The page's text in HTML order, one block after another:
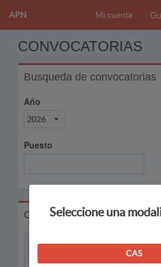
APN Mi cuenta
CONVOCATORIAS
Busqueda de convocatorias
Año
2026
Puesto
Convocatorias
Seleccione una
CAS